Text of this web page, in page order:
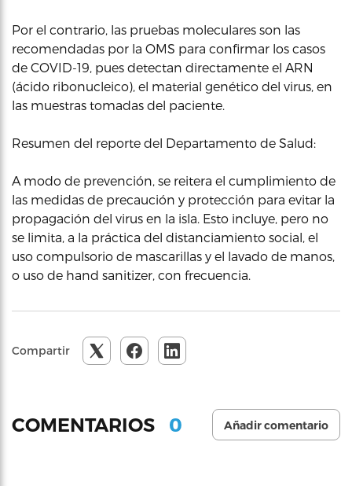
Por el contrario, las pruebas moleculares son las
recomendadas por la OMS para confirmar los casos
de COVID-19, pues detectan directamente el ARN
(ácido ribonucleico), el material genético del virus, en
las muestras tomadas del paciente.
Resumen del reporte del Departamento de Salud:
A modo de prevención, se reitera el cumplimiento de
las medidas de precaución y protección para evitar la
propagación del virus en la isla. Esto incluye, pero no
se limita, a la práctica del distanciamiento social, el
uso compulsorio de mascarillas y el lavado de manos,
o uso de hand sanitizer, con frecuencia.
Compartir
COMENTARIOS 0 Añadir comentario